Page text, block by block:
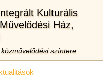
Kulturális
Ház,
színtere